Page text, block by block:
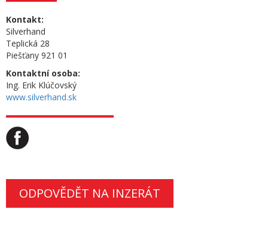
Kontakt:
Silverhand
Teplická 28
Piešťany 921 01
Kontaktní osoba:
Ing. Erik Klúčovský
www.silverhand.sk
ODPOVĚDĚT NA INZERÁT